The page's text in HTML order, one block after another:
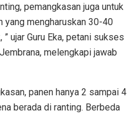
pemangkasan juga untuk
yang mengharuskan 30-40
ujar Guru Eka, petani sukses
melengkapi jawab
panen hanya 2 sampai 4
berada di ranting. Berbeda